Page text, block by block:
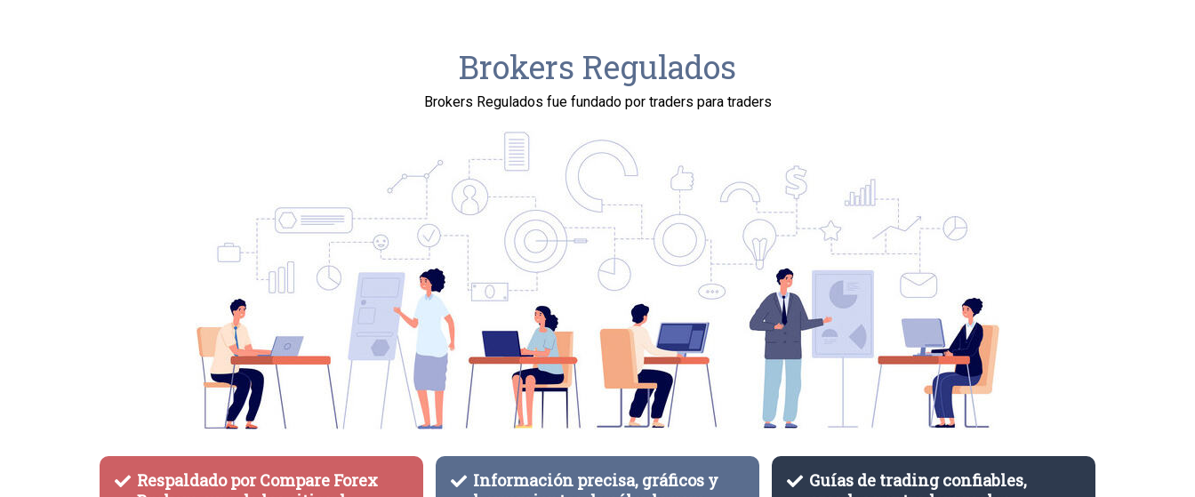
Brokers Regulados
Brokers Regulados fue fundado por traders para traders
Respaldado por Compare Forex
Información precisa, gráficos y
Guías de trading confiables,